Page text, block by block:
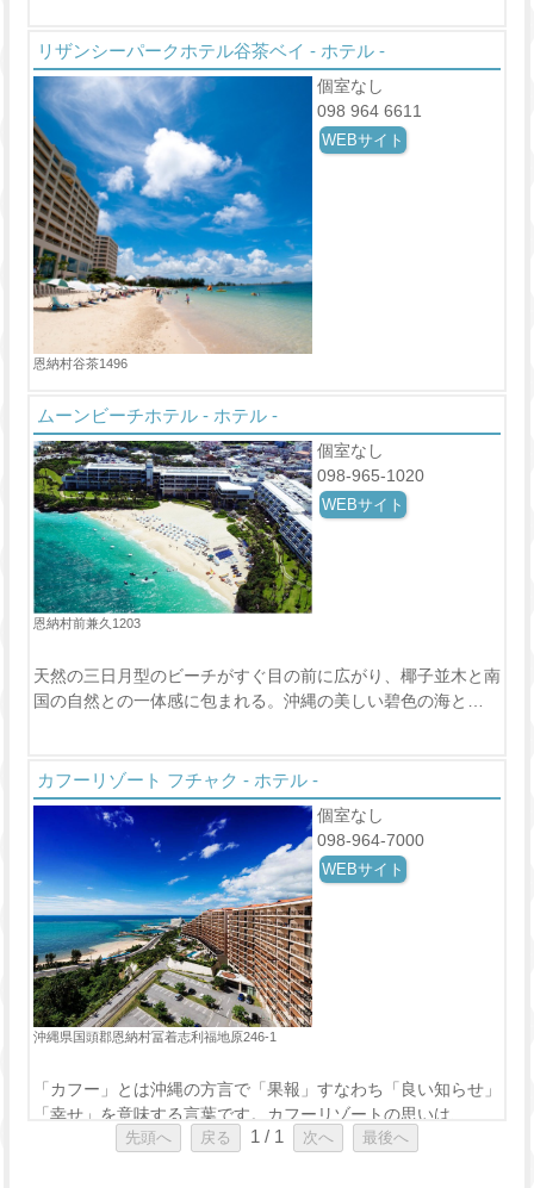
リザンシーパークホテル谷茶ベイ - ホテル -
恩納村谷茶1496
個室なし
098 964 6611
WEBサイト
８００ｍもの白砂が続くビーチに面したリゾートホテルで、多
彩な味わいのレストランやスパ・エステも行える…
ムーンビーチホテル - ホテル -
恩納村前兼久1203
個室なし
098-965-1020
WEBサイト
天然の三日月型のビーチがすぐ目の前に広がり、椰子並木と南
国の自然との一体感に包まれる。沖縄の美しい碧色の海と…
カフーリゾート フチャク - ホテル -
沖縄県国頭郡恩納村冨着志利福地原246-1
個室なし
098-964-7000
WEBサイト
「カフー」とは沖縄の方言で「果報」すなわち「良い知らせ」
「幸せ」を意味する言葉です。カフーリゾートの思いは、…
1 / 1